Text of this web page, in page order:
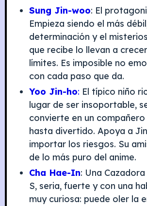
Sung Jin-woo: El
Empieza siendo el más
determinación y el
que recibe lo llevan a
límites. Es imposible no
con cada paso que da.
Yoo Jin-ho: El típico niño
lugar de ser insoportable,
convierte en un compañero
hasta divertido. Apoya a
importar los riesgos. Su
de lo más puro del anime.
Cha Hae-In: Una
S, seria, fuerte y con una
muy curiosa: puede oler la